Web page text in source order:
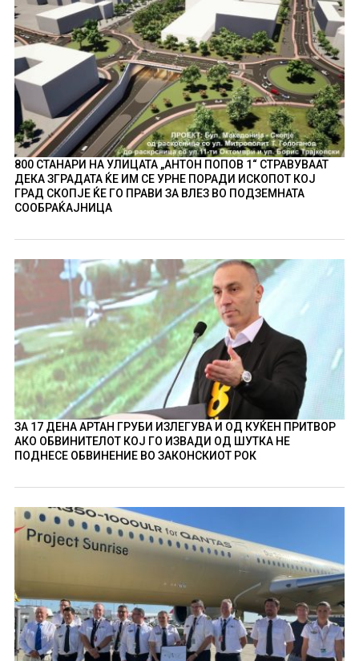
800 СТАНАРИ НА УЛИЦАТА „АНТОН ПОПОВ 1“ СТРАВУВААТ
ДЕКА ЗГРАДАТА ЌЕ ИМ СЕ УРНЕ ПОРАДИ ИСКОПОТ КОЈ
ГРАД СКОПЈЕ ЌЕ ГО ПРАВИ ЗА ВЛЕЗ ВО ПОДЗЕМНАТА
СООБРАЌАЈНИЦА
ЗА 17 ДЕНА АРТАН ГРУБИ ИЗЛЕГУВА И ОД КУЌЕН ПРИТВОР
АКО ОБВИНИТЕЛОТ КОЈ ГО ИЗВАДИ ОД ШУТКА НЕ
ПОДНЕСЕ ОБВИНЕНИЕ ВО ЗАКОНСКИОТ РОК